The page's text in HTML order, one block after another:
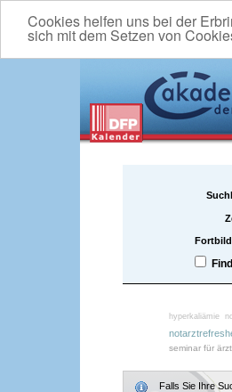
Cookies helfen uns bei der
sich mit dem Setzen von
hyperkaliämie
seminar für
Falls Sie Ihre